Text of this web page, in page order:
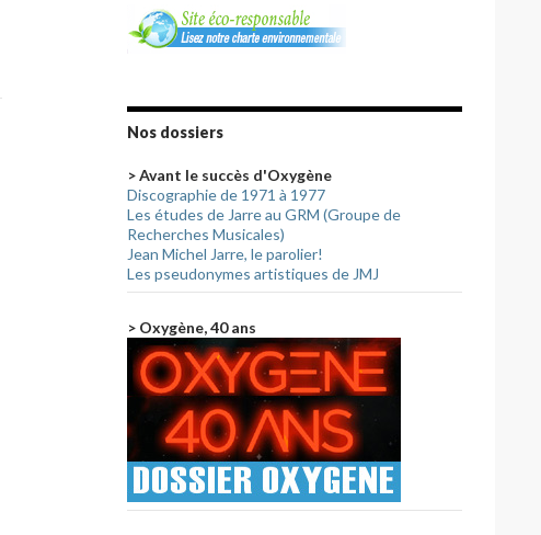
Nos dossiers
> Avant le succès d'Oxygène
Discographie de 1971 à 1977
Les études de Jarre au GRM (Groupe de
Recherches Musicales)
Jean Michel Jarre, le parolier!
Les pseudonymes artistiques de JMJ
> Oxygène, 40 ans